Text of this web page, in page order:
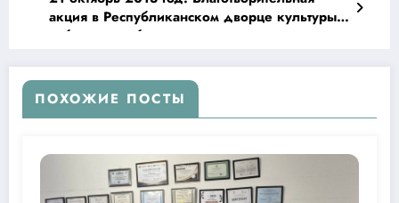
акция в Республиканском дворце культуры
узбекского общества глухонемых
ПОХОЖИЕ ПОСТЫ